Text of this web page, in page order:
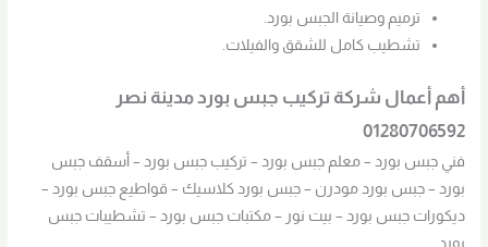
ترميم وصيانة الجبس بورد.
تشطيب كامل للشقق والفيلات.
أهم أعمال شركة تركيب جبس بورد مدينة نصر
01280706592
فني جبس بورد – معلم جبس بورد – تركيب جبس بورد – أسقف جبس
بورد – جبس بورد مودرن – جبس بورد كلاسيك – قواطيع جبس بورد –
ديكورات جبس بورد – بيت نور – مكتبات جبس بورد – تشطيبات جبس
بورد.